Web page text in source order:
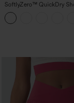
SoftlyZero™ QuickDry
correr 2 en 1 de 5'' con
alto, control de abdomen,
reflectantes y dobladillo